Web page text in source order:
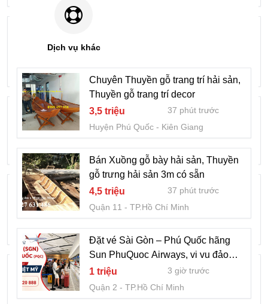
Quận 3
TP.Hồ Chí Minh
Tốc độ mạng eSIM có mạnh không?
30 ngàn
8 giờ trước
Quận 1
TP.Hồ Chí Minh
Thuyền gỗ miền tây, Xuồng cây miền tây,
Xuồng 3 lá giá rẻ
3,5 triệu
15 giờ trước
Huyện Bến Lức
Long An
Thuyền gỗ chèo tay 3 người, Thuyền gỗ
decor, Xuồng gỗ decor
3,5 triệu
15 giờ trước
Dịch vụ khác
Chuyên Thuyền gỗ trang trí hải sản,
Thuyền gỗ trang trí decor
3,5 triệu
37 phút trước
Huyện Phú Quốc
Kiên Giang
Bán Xuồng gỗ bày hải sản, Thuyền
gỗ trưng hải sản 3m có sẵn
4,5 triệu
37 phút trước
Quận 11
TP.Hồ Chí Minh
Đặt vé Sài Gòn – Phú Quốc hãng
Sun PhuQuoc Airways, vi vu đảo
ngọc!
1 triệu
3 giờ trước
Quận 2
TP.Hồ Chí Minh